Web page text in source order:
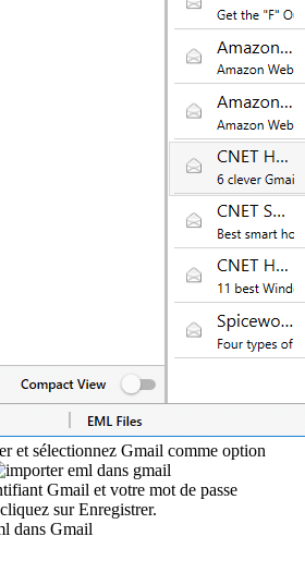
et sélectionnez Gmail comme option
Gmail et votre mot de passe
sur Enregistrer.